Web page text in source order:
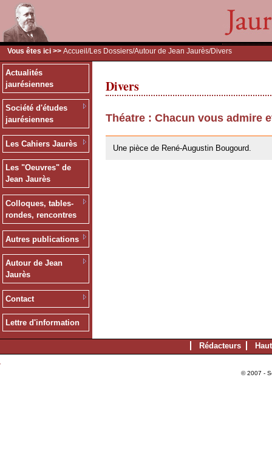
Vous êtes ici >> Accueil /Les Dossiers/Autour de Jean Jaurès/Divers
Actualités
jaurésiennes
Société d'études
jaurésiennes
Les Cahiers Jaurès
Les "Oeuvres" de
Jean Jaurès
Colloques, tables-
rondes, rencontres
Autres publications
Autour de Jean
Jaurès
Contact
Lettre d'information
Divers
Théatre : Chacun vous admire
Une pièce de René-Augustin Bougourd.
Rédacteurs
© 2007 -